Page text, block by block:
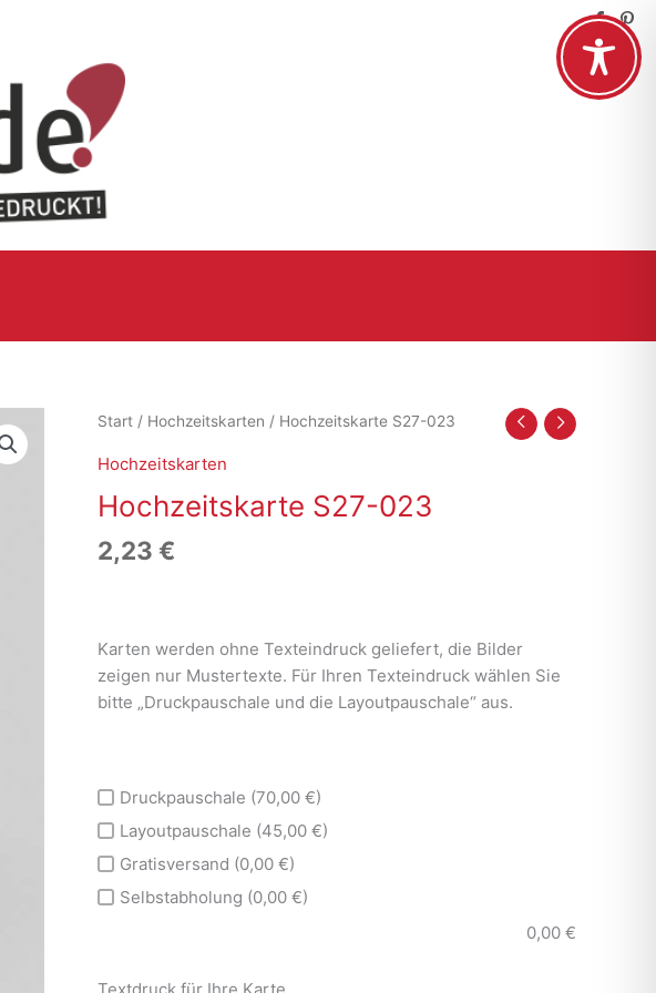
Start / Hochzeitskarten / Hochzeitskarte S27-023
Hochzeitskarten
Hochzeitskarte S27-023
2,23 €
Karten werden ohne Texteindruck geliefert, die Bilder
zeigen nur Mustertexte. Für Ihren Texteindruck wählen Sie
bitte „Druckpauschale und die Layoutpauschale“ aus.
Druckpauschale (70,00 €)
Layoutpauschale (45,00 €)
Gratisversand (0,00 €)
Selbstabholung (0,00 €)
0,00 €
Textdruck für Ihre Karte